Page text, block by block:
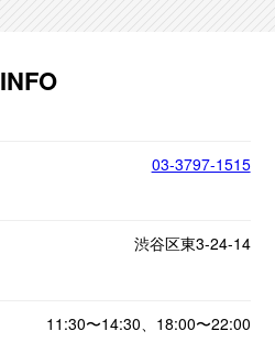
INFO
03-3797-1515
渋谷区東3-24-14
11:30〜14:30、18:00〜22:00